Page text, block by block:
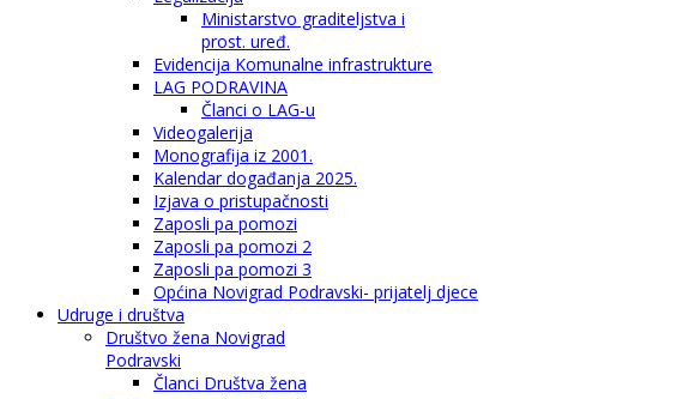
Ministarstvo graditeljstva i
prost. uređ.
Evidencija Komunalne infrastrukture
LAG PODRAVINA
Članci o LAG-u
Videogalerija
Monografija iz 2001.
Kalendar događanja 2025.
Izjava o pristupačnosti
Zaposli pa pomozi
Zaposli pa pomozi 2
Zaposli pa pomozi 3
Općina Novigrad Podravski- prijatelj djece
Udruge i društva
Društvo žena Novigrad
Podravski
Članci Društva žena